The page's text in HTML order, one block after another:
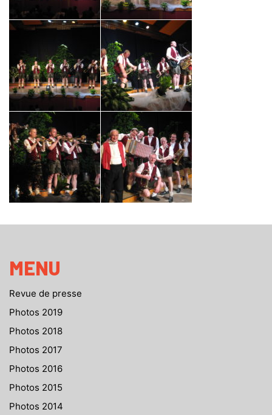
MENU
Revue de presse
Photos 2019
Photos 2018
Photos 2017
Photos 2016
Photos 2015
Photos 2014